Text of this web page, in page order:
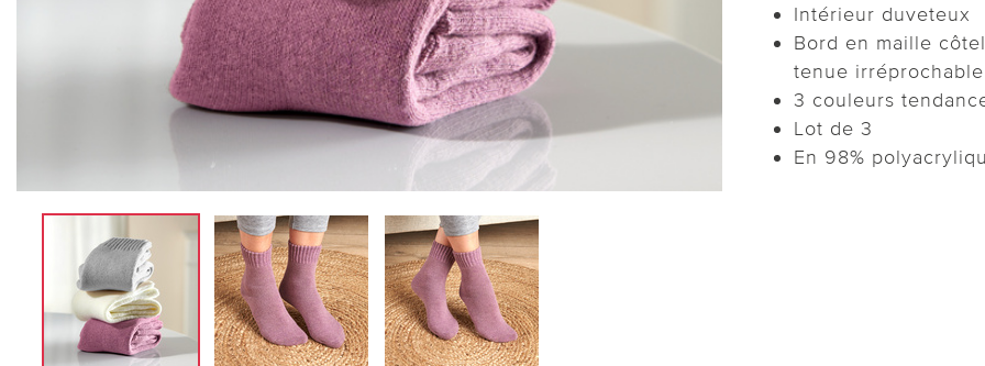
Intérieur duveteux
Bord en maille
tenue irréprochable
3 couleurs
Lot de 3
En 98%